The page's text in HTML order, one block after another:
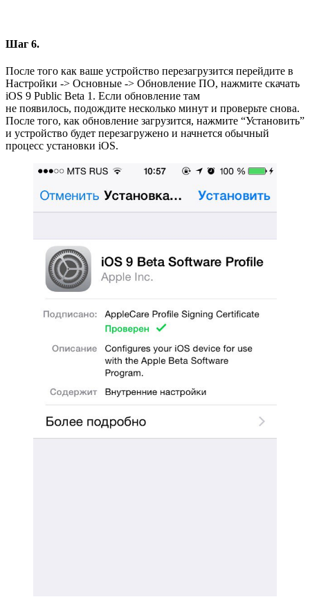
Шаг 6.
После того как ваше устройство перезагрузится перейдите в
Настройки -> Основные -> Обновление ПО, нажмите скачать
iOS 9 Public Beta 1. Если обновление там
не появилось, подождите несколько минут и проверьте снова.
После того, как обновление загрузится, нажмите “Установить”
и устройство будет перезагружено и начнется обычный
процесс установки iOS.